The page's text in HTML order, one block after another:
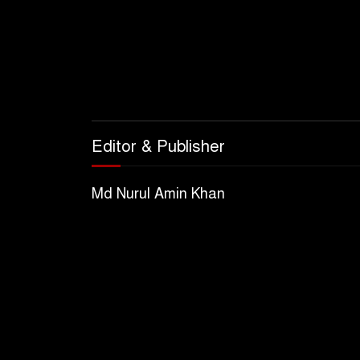
Editor & Publisher
Md Nurul Amin Khan